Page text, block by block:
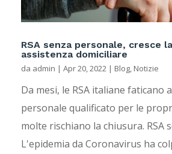
RSA senza personale, cresce
assistenza domiciliare
da admin | Apr 20, 2022 | Blog, Notizie
Da mesi, le RSA italiane faticano
personale qualificato per le
molte rischiano la chiusura. RSA
L'epidemia da Coronavirus ha